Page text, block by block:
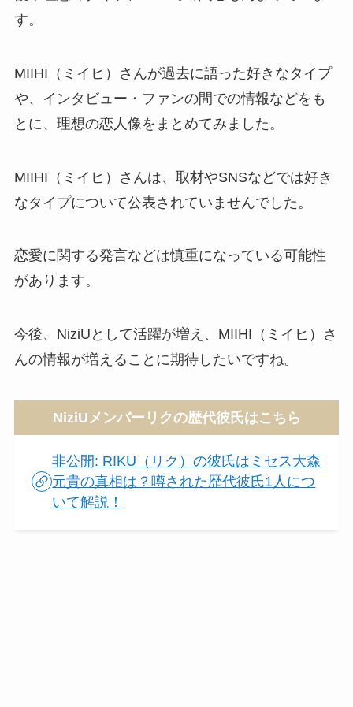
す。
MIIHI（ミイヒ）さんが過去に語った好きなタイプ
や、インタビュー・ファンの間での情報などをも
とに、理想の恋人像をまとめてみました。
MIIHI（ミイヒ）さんは、取材やSNSなどでは好き
なタイプについて公表されていませんでした。
恋愛に関する発言などは慎重になっている可能性
があります。
今後、NiziUとして活躍が増え、MIIHI（ミイヒ）さ
んの情報が増えることに期待したいですね。
NiziUメンバーリクの歴代彼氏はこちら
非公開: RIKU（リク）の彼氏はミセス大森
元貴の真相は？噂された歴代彼氏1人につ
いて解説！